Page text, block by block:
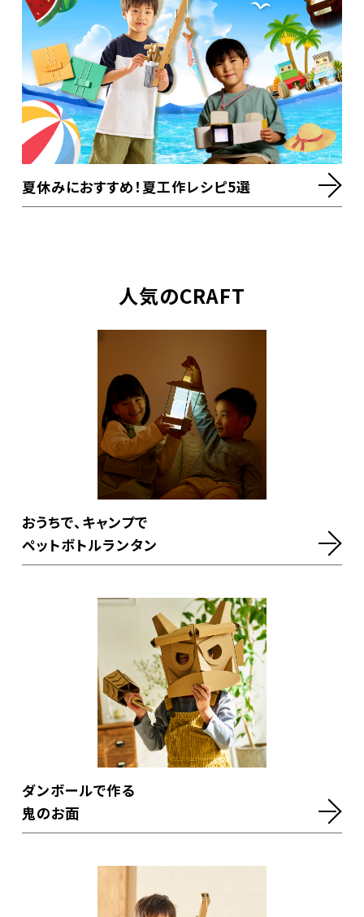
夏休みにおすすめ！夏工作レシピ5選
人気のCRAFT
おうちで、キャンプで
ペットボトルランタン
ダンボールで作る
鬼のお面